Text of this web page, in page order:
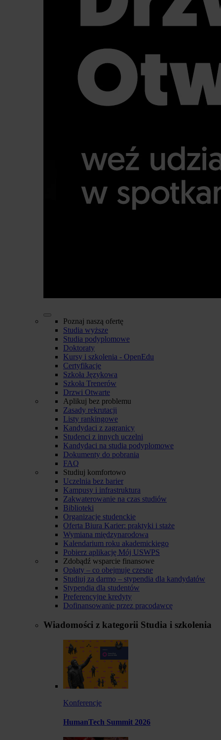
Poznaj naszą ofertę
Studia wyższe
Studia podyplomowe
Doktoraty
Kursy i szkolenia - OpenEdu
Certyfikacje
Szkoła Językowa
Szkoła Trenerów
Drzwi Otwarte
Aplikuj bez problemu
Zasady rekrutacji
Listy rankingowe
Kandydaci z zagranicy
Studenci z innych uczelni
Kandydaci na studia podyplomowe
Dokumenty do pobrania
FAQ
Studiuj komfortowo
Uczelnia bez barier
Kampusy i infrastruktura
Zakwaterowanie na czas studiów
Biblioteki
Organizacje studenckie
Oferta Biura Karier: praktyki i staże
Wymiana międzynarodowa
Kalendarium roku akademickiego
Pobierz aplikację Mój USWPS
Zdobądź wsparcie finansowe
Opłaty – co obejmuje czesne
Studiuj za darmo – stypendia dla kandydatów
Stypendia dla studentów
Preferencyjne kredyty
Dofinansowanie przez pracodawcę
Wiadomości z kategorii Studia i szkolenia
Konferencje
HumanTech Summit 2026